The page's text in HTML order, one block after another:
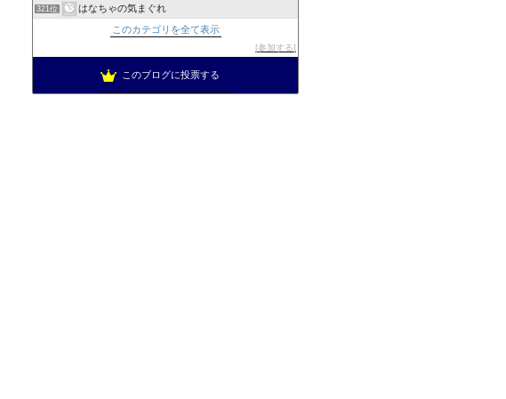
321位 はなちゃの気まぐれ
このカテゴリを全て表示
参加する
このブログに投票する